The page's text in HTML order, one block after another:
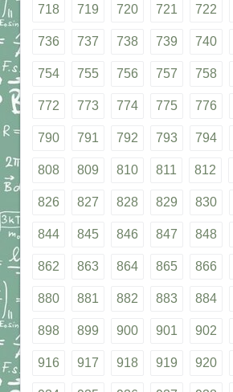
718 719 720 721 722
736 737 738 739 740
754 755 756 757 758
772 773 774 775 776
790 791 792 793 794
808 809 810 811 812
826 827 828 829 830
844 845 846 847 848
862 863 864 865 866
880 881 882 883 884
898 899 900 901 902
916 917 918 919 920